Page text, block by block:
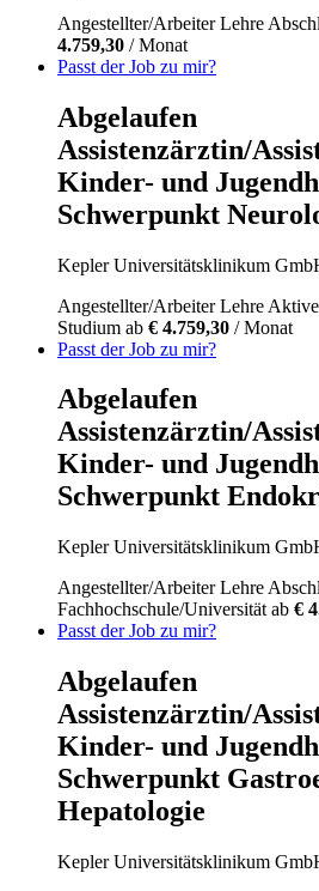
Angestellter/ArbeiterLehre
4.759,30 / Monat
Passt der Job zu mir?
Abgelaufen
Assistenzärztin/
Kinder- und
Schwerpunkt
Kepler Universitätsklinikum
Angestellter/ArbeiterLehre
Studium ab € 4.759,30 / Monat
Passt der Job zu mir?
Abgelaufen
Assistenzärztin/
Kinder- und
Schwerpunkt
Kepler Universitätsklinikum
Angestellter/ArbeiterLehre
Fachhochschule/Universität ab €
Passt der Job zu mir?
Abgelaufen
Assistenzärztin/
Kinder- und
Schwerpunkt
Hepatologie
Kepler Universitätsklinikum